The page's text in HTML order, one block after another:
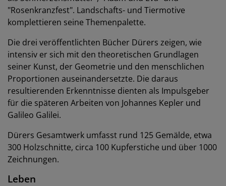
"Rosenkranzfest". Landschafts- und Tiermotive
komplettieren seine Themenpalette.
Die drei veröffentlichten Bücher Dürers zeigen, wie
intensiv er sich mit den theoretischen Grundlagen
seiner Kunst, der Geometrie und den menschlichen
Proportionen auseinandersetzte. Die daraus
resultierenden Erkenntnisse dienten als Impulsgeber
für die späteren Arbeiten von Johannes Kepler und
Galileo Galilei.
Dürers Gesamtwerk umfasst rund 125 Gemälde, etwa
300 Holzschnitte, circa 100 Kupferstiche und über 1000
Zeichnungen.
Leben